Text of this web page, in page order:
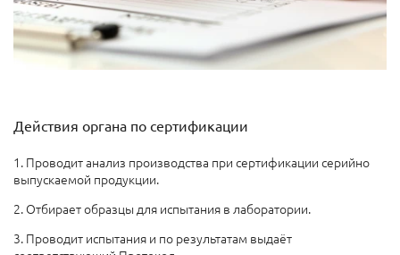
Действия органа по сертификации
1. Проводит анализ производства при сертификации серийно
выпускаемой продукции.
2. Отбирает образцы для испытания в лаборатории.
3. Проводит испытания и по результатам выдаёт